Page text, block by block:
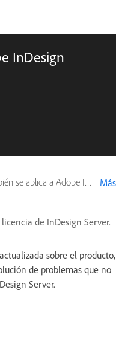
InDesign
se aplica a Adobe InDesign Más
de InDesign Server.
sobre el producto,
de problemas que no
Server.